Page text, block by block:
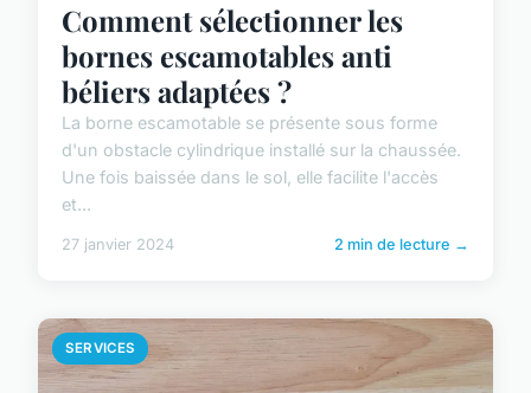
Comment sélectionner les
bornes escamotables anti
béliers adaptées ?
La borne escamotable se présente sous forme
d'un obstacle cylindrique installé sur la chaussée.
Une fois baissée dans le sol, elle facilite l'accès
et...
27 janvier 2024 2 min de lecture →
SERVICES